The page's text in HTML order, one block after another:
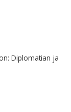
Diplomatian ja